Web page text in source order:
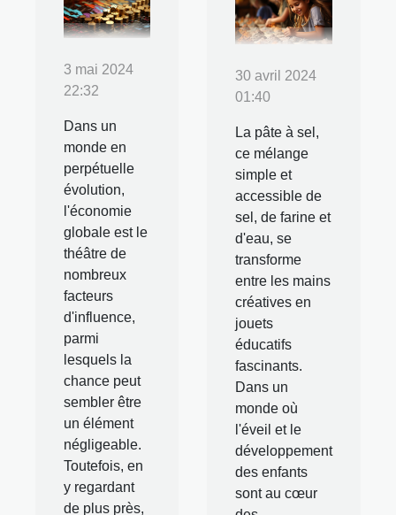
3 mai 2024
22:32
Dans un
monde en
perpétuelle
évolution,
l'économie
globale est le
théâtre de
nombreux
facteurs
d'influence,
parmi
lesquels la
chance peut
sembler être
un élément
négligeable.
Toutefois, en
y regardant
de plus près,
30 avril 2024
01:40
La pâte à sel,
ce mélange
simple et
accessible de
sel, de farine et
d'eau, se
transforme
entre les mains
créatives en
jouets
éducatifs
fascinants.
Dans un
monde où
l'éveil et le
développement
des enfants
sont au cœur